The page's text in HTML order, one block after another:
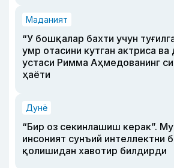
Маданият
“У бошқалар бахти учун
умр отасини кутган актриса
устаси Римма Аҳмедованинг
ҳаёти
Дунё
“Бир оз секинлашиш керак”.
инсоният сунъий интеллектни
қолишидан хавотир билдирди